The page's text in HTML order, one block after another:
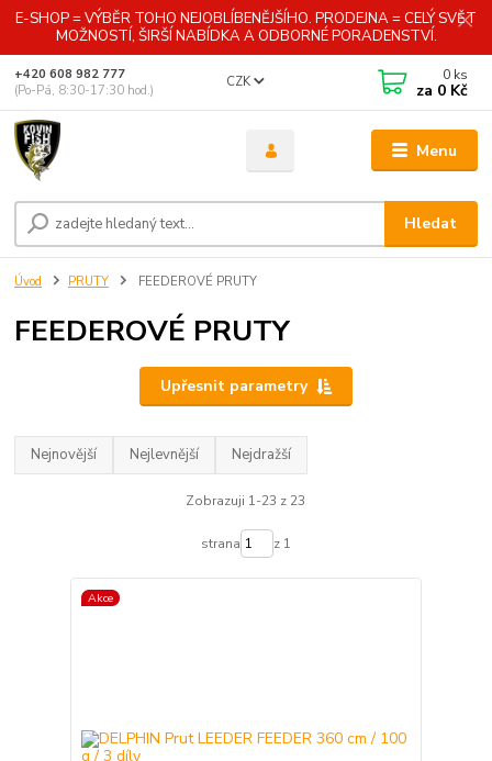
E-SHOP = VÝBĚR TOHO NEJOBLÍBENĚJŠÍHO. PRODEJNA = CELÝ SVĚT
MOŽNOSTÍ, ŠIRŠÍ NABÍDKA A ODBORNÉ PORADENSTVÍ.
Menu
CZK
Hledat
+420 608 982 777
(Po-Pá, 8:30-17:30 hod.)
0 ks
za 0 Kč
Úvod PRUTY FEEDEROVÉ PRUTY
FEEDEROVÉ PRUTY
Upřesnit parametry
Nejnovější Nejlevnější Nejdražší
Zobrazuji 1-23 z 23
strana z 1
Akce